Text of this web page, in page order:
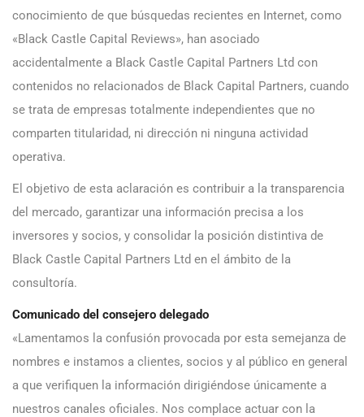
conocimiento de que búsquedas recientes en Internet, como
«Black Castle Capital Reviews», han asociado
accidentalmente a Black Castle Capital Partners Ltd con
contenidos no relacionados de Black Capital Partners, cuando
se trata de empresas totalmente independientes que no
comparten titularidad, ni dirección ni ninguna actividad
operativa.
El objetivo de esta aclaración es contribuir a la transparencia
del mercado, garantizar una información precisa a los
inversores y socios, y consolidar la posición distintiva de
Black Castle Capital Partners Ltd en el ámbito de la
consultoría.
Comunicado del consejero delegado
«Lamentamos la confusión provocada por esta semejanza de
nombres e instamos a clientes, socios y al público en general
a que verifiquen la información dirigiéndose únicamente a
nuestros canales oficiales. Nos complace actuar con la